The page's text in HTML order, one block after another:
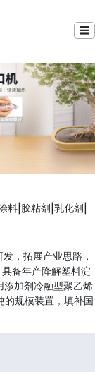
☰
料|胶粘剂|乳化剂|
，拓展产业思路，
备年产降解塑料淀
加剂冷融型聚乙烯
规模装置，填补国